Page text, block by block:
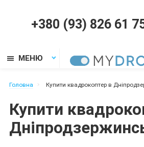
+380 (93) 826 61
МЕНЮ
Головна Купити квадрокоптер в
Купити